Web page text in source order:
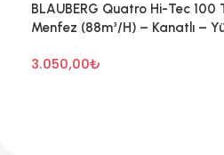
BLAUBERG Quatro Hi-Tec 100
Menfez (88m³/H) – Kanatlı –
3.050,00₺